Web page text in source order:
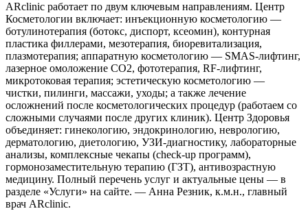
ARclinic работает по двум ключевым направлениям. Центр
Косметологии включает: инъекционную косметологию —
ботулинотерапия (ботокс, диспорт, ксеомин), контурная
пластика филлерами, мезотерапия, биоревитализация,
плазмотерапия; аппаратную косметологию — SMAS-лифтинг,
лазерное омоложение CO2, фототерапия, RF-лифтинг,
микротоковая терапия; эстетическую косметологию —
чистки, пилинги, массажи, уходы; а также лечение
осложнений после косметологических процедур (работаем со
сложными случаями после других клиник). Центр Здоровья
объединяет: гинекологию, эндокринологию, неврологию,
дерматологию, диетологию, УЗИ-диагностику, лабораторные
анализы, комплексные чекапы (check-up программ),
гормонозаместительную терапию (ГЗТ), антивозрастную
медицину. Полный перечень услуг и актуальные цены — в
разделе «Услуги» на сайте. — Анна Резник, к.м.н., главный
врач ARclinic.